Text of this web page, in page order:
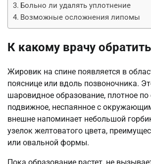
Больно ли удалять уплотнение
Возможные осложнения липомы
К какому врачу
Жировик на спине появляется в
пояснице или вдоль позвоночника.
шаровидное образование, плотное по
подвижное, неспаянное с
внешне напоминает небольшой
узелок желтоватого цвета,
или овальной формы.
Пока образование растет, не